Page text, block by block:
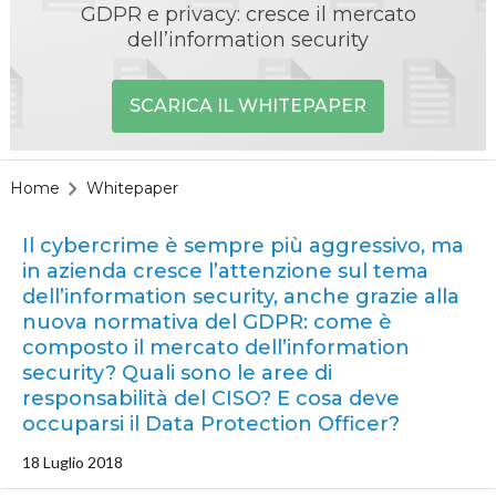
GDPR e privacy: cresce il mercato
dell’information security
SCARICA IL WHITEPAPER
Home Whitepaper
Il cybercrime è sempre più aggressivo, ma
in azienda cresce l’attenzione sul tema
dell’information security, anche grazie alla
nuova normativa del GDPR: come è
composto il mercato dell’information
security? Quali sono le aree di
responsabilità del CISO? E cosa deve
occuparsi il Data Protection Officer?
18 Luglio 2018